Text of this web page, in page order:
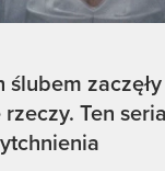
ślubem
Ten